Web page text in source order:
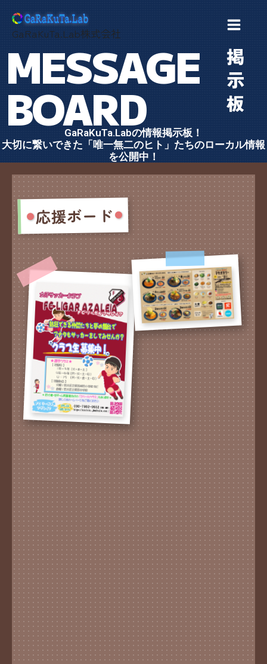
ス
ッ
GaRaKuTa.Lab株式会社
MESSAGE
BOARD
掲
示
板
GaRaKuTa.Labの情報掲示板！
大切に繋いできた「唯一無二のヒト」たちのローカル情報
を公開中！
応援ボード